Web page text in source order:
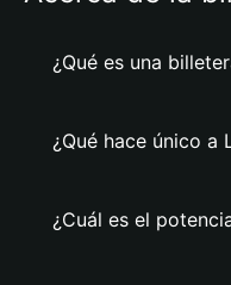
¿Qué es una
¿Qué hace único a
¿Cuál es el